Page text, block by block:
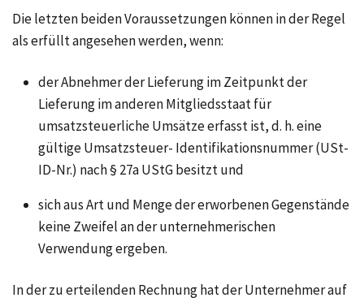
Die letzten beiden Voraussetzungen können in der Regel
als erfüllt angesehen werden, wenn:
der Abnehmer der Lieferung im Zeitpunkt der
Lieferung im anderen Mitgliedsstaat für
umsatzsteuerliche Umsätze erfasst ist,d. h.eine
gültige Umsatzsteuer- Identifikationsnummer (USt-
ID-Nr.) nach§ 27a UStGbesitzt und
sich aus Art und Menge der erworbenen Gegenstände
keine Zweifel an der unternehmerischen
Verwendung ergeben.
In der zu erteilenden Rechnung hat der Unternehmer auf